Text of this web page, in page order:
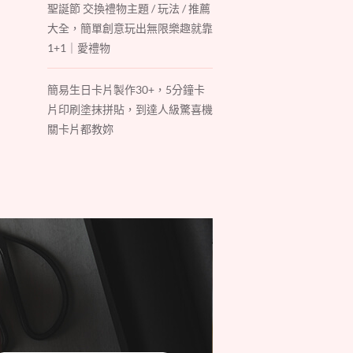
聖誕節 交換禮物主題 / 玩法 / 推薦
大全，簡單創意玩出無限樂趣就靠
1+1｜愛禮物
簡易生日卡片製作30+，5分鐘卡
片印刷塗抹拼貼，到達人級驚喜機
關卡片都教妳